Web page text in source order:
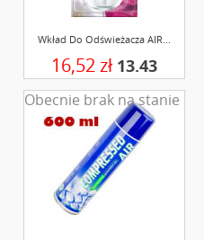
Wkład Do Odświeżacza AIR...
16,52 zł 13.43
Obecnie brak na stanie